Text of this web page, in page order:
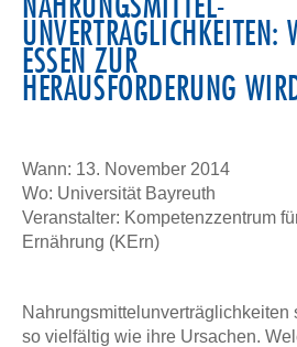
UNVERTRÄGLICHKEITEN:
ESSEN ZUR
HERAUSFORDERUNG
Wann: 13. November 2014
Wo: Universität Bayreuth
Veranstalter: Kompetenzzentrum
Ernährung (KErn)
Nahrungsmittelunverträglichkeiten
so vielfältig wie ihre Ursachen.